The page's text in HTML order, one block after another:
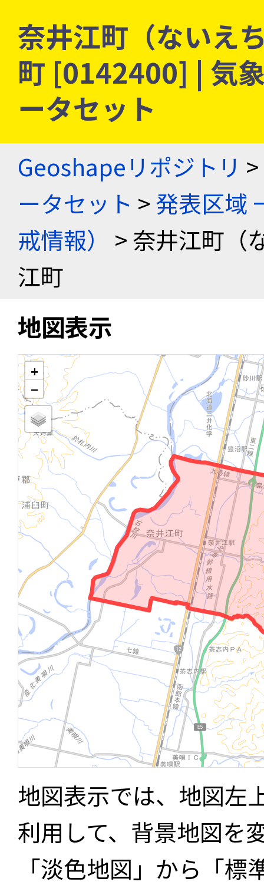
奈井江町（ないえ
町 [0142400] | 気
ータセット
Geoshapeリポジトリ >
ータセット >発表区域
戒情報）
> 奈井江町（
江町
地図表示
+
−
地図表示では、地図左
利用して、背景地図を
「淡色地図」から「